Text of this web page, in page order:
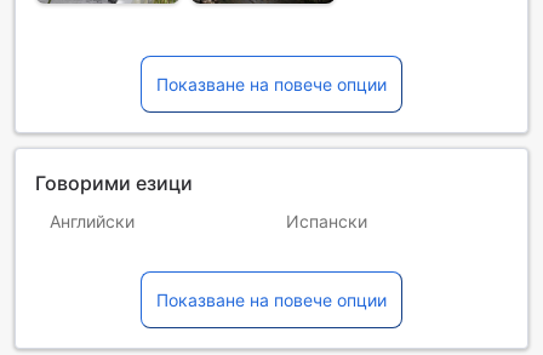
Показване на повече опции
Говорими езици
Английски Испански
Показване на повече опции